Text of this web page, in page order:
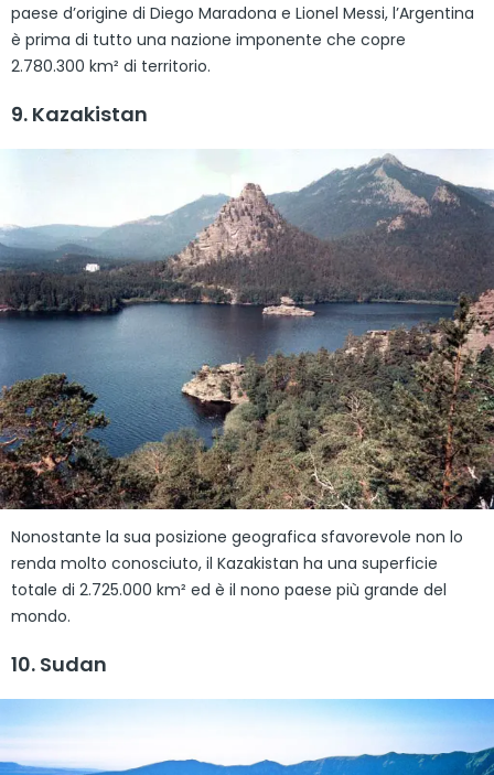
paese d’origine di Diego Maradona e Lionel Messi, l’Argentina
è prima di tutto una nazione imponente che copre
2.780.300 km² di territorio.
9. Kazakistan
Nonostante la sua posizione geografica sfavorevole non lo
renda molto conosciuto, il Kazakistan ha una superficie
totale di 2.725.000 km² ed è il nono paese più grande del
mondo.
10. Sudan